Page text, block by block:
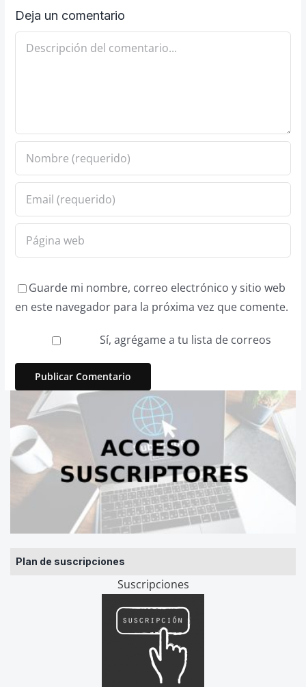
Plan de suscripciones
Suscripciones
Deja un comentario
Comentario
Guarde mi nombre, correo electrónico y sitio web
en este navegador para la próxima vez que comente.
Sí, agrégame a tu lista de correos